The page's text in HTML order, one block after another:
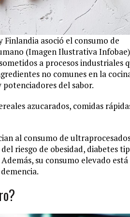
asoció el consumo de
(Imagen Ilustrativa Infobae)
a procesos industriales
no comunes en la
del sabor.
azucarados, comidas
al consumo de
riesgo de obesidad, diabetes
su consumo elevado está